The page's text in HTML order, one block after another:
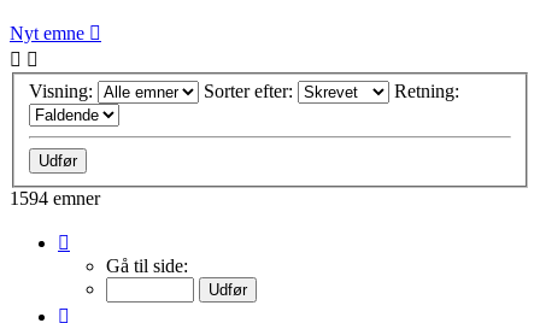
Nyt emne
Visning: Sorter efter: Retning:
1594 emner
Gå til side: